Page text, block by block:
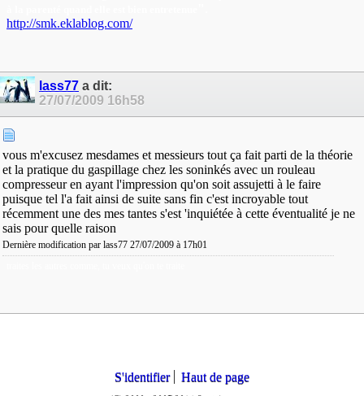
http://smk.eklablog.com/
lass77 a dit:
27/07/2009 16h58
vous m'excusez mesdames et messieurs tout ça fait parti de la théorie
et la pratique du gaspillage chez les soninkés avec un rouleau
compresseur en ayant l'impression qu'on soit assujetti à le faire
puisque tel l'a fait ainsi de suite sans fin c'est incroyable tout
récemment une des mes tantes s'est 'inquiétée à cette éventualité je ne
sais pour quelle raison
Dernière modification par lass77 27/07/2009 à 17h01
S'identifier Haut de page